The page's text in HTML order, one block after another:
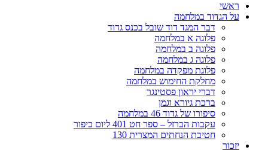
ראשי
על הגדוד במלחמה
דבר המגד דוד שובל בכנס גדוד
פלוגה א במלחמה
פלוגה ב במלחמה
פלוגה ג במלחמה
פלוגת מפקדה במלחמה
מחלקת החימוש במלחמה
דברי יראון פסטינגר
ברכת גיורא וגמן
סיפורו של גדוד 46 במלחמה
עקבות הברזל – ספר חט 401 ליום כיפור
חטיבת הנחתים המצרית 130
יזכור